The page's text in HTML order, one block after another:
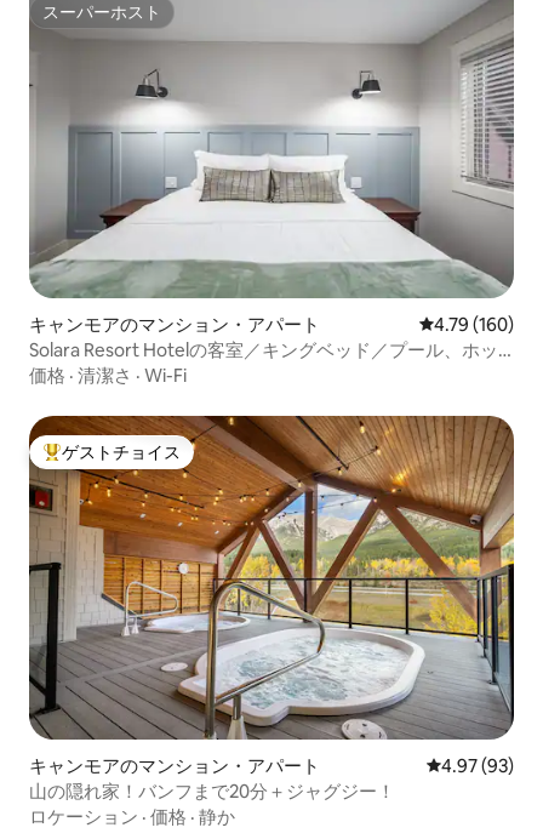
スーパーホスト
スーパーホスト
キャンモアのマンション・アパート レビュー160
4.79 (160)
Solara Resort Hotelの客室／キングベッド／プール、ホッ
トタブ、エアコン
価格 · 清潔さ · Wi-Fi
大好評のゲストチョイスです。
ゲストチョイス
キャンモアのマンション・アパート レビュー93
4.97 (93)
山の隠れ家！バンフまで20分＋ジャグジー！
ロケーション · 価格 · 静か